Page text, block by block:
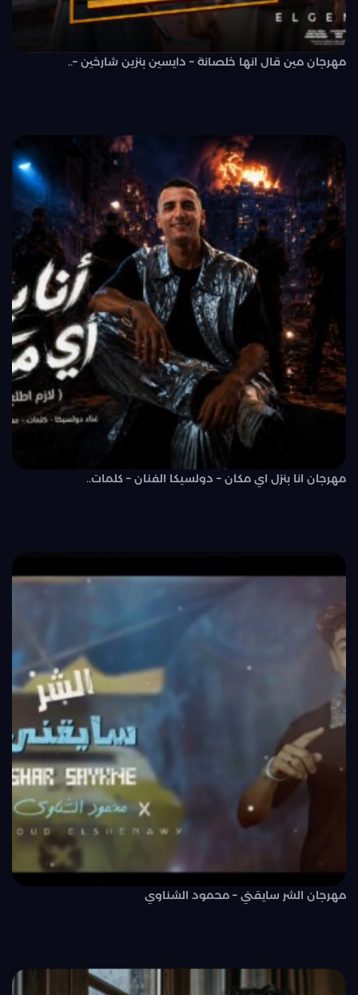
مهرجان مين قال انها خلصانة – دايسين بنزين شارخين –..
مهرجان انا بنزل اي مكان – دولسيكا الفنان – كلمات..
مهرجان الشر سايقني – محمود الشناوي